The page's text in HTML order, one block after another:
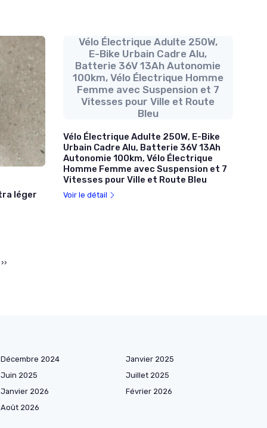
léger
Vélo Électrique Adulte 250W,
E-Bike Urbain Cadre Alu,
Batterie 36V 13Ah Autonomie
100km, Vélo Électrique Homme
Femme avec Suspension et 7
Vitesses pour Ville et Route
Bleu
Vélo Électrique Adulte 250W, E-Bike
Urbain Cadre Alu, Batterie 36V 13Ah
Autonomie 100km, Vélo Électrique
Homme Femme avec Suspension et 7
Vitesses pour Ville et Route Bleu
Voir le détail
››
Décembre 2024
Janvier 2025
Juin 2025
Juillet 2025
Janvier 2026
Février 2026
Août 2026